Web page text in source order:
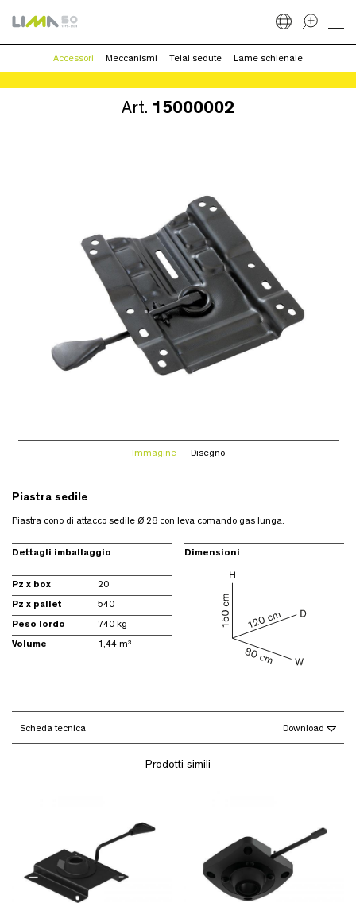
Accessori Meccanismi Telai sedute Lame schienale
Art. 15000002
Immagine Disegno
Piastra sedile
Piastra cono di attacco sedile Ø 28 con leva comando gas lunga.
Dettagli imballaggio
Pz x box 20
Pz x pallet 540
Peso lordo 740 kg
Volume 1,44 m³
Dimensioni
Scheda tecnica Download
Prodotti simili